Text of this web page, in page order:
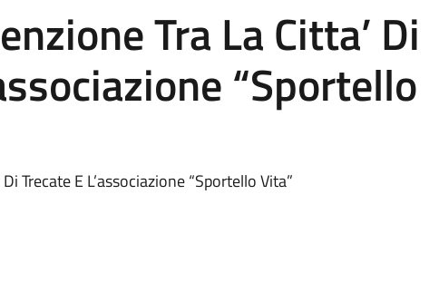
Tra La Citta’ Di
“Sportello
Trecate E L’associazione “Sportello Vita”